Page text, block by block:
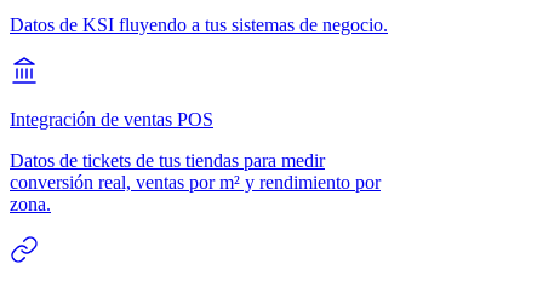
Datos de KSI fluyendo a tus sistemas de negocio.
Integración de ventas POS
Datos de tickets de tus tiendas para medir
conversión real, ventas por m² y rendimiento por
zona.